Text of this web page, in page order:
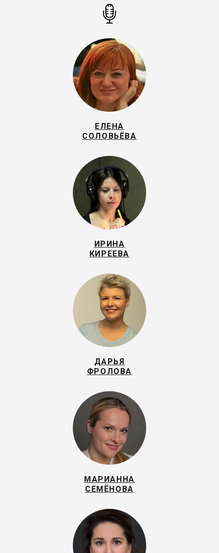
ЕЛЕНА
СОЛОВЬЁВА
ИРИНА
КИРЕЕВА
ДАРЬЯ
ФРОЛОВА
МАРИАННА
СЕМЁНОВА